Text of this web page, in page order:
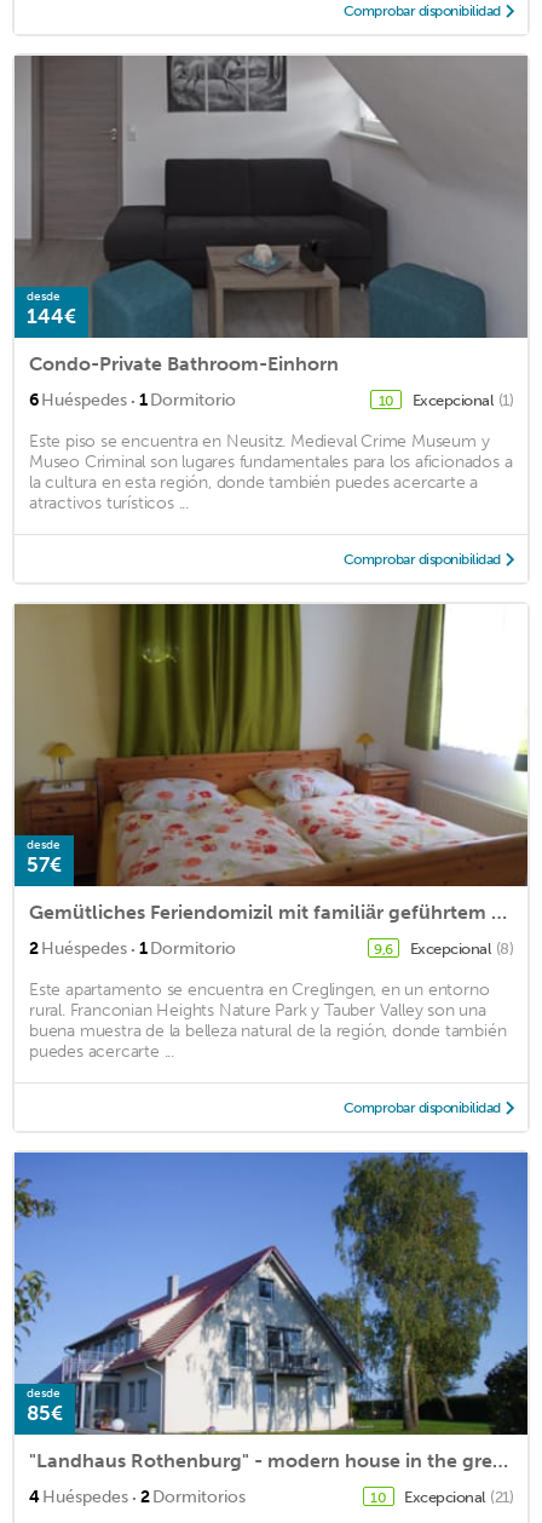
Comprobar disponibilidad
desde
144€
Condo-Private Bathroom-Einhorn
6Huéspedes · 1Dormitorio 10 Excepcional (1)
Este piso se encuentra en Neusitz. Medieval Crime Museum y
Museo Criminal son lugares fundamentales para los aficionados a
la cultura en esta región, donde también puedes acercarte a
atractivos turísticos ...
Comprobar disponibilidad
desde
57€
Gemütliches Feriendomizil mit familiär geführtem Gasthof
2Huéspedes · 1Dormitorio 9,6 Excepcional (8)
Este apartamento se encuentra en Creglingen, en un entorno
rural. Franconian Heights Nature Park y Tauber Valley son una
buena muestra de la belleza natural de la región, donde también
puedes acercarte ...
Comprobar disponibilidad
desde
85€
"Landhaus Rothenburg" - modern house in the great outdoors at the gates of Rothenburg
4Huéspedes · 2Dormitorios 10 Excepcional (21)